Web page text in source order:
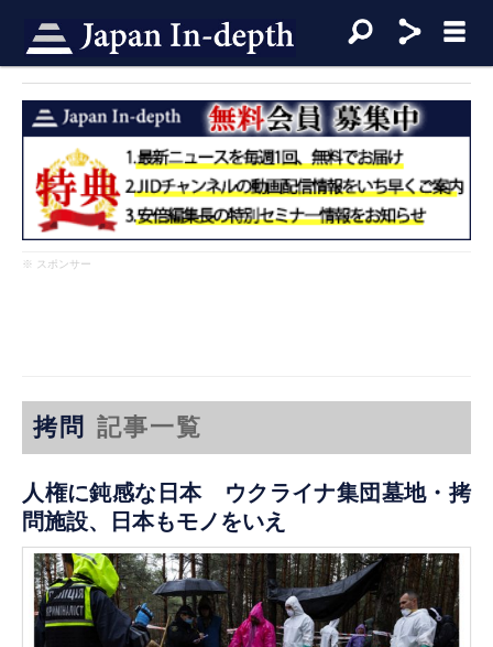
※ スポンサー
拷問 記事一覧
人権に鈍感な日本 ウクライナ集団墓地・拷
問施設、日本もモノをいえ